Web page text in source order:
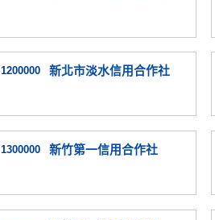
1200000 新北市淡水信用合作社
1300000 新竹第一信用合作社